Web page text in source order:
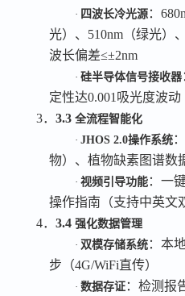
· 四波长冷光源 ：
光）、510nm（绿光）
波长偏差≤±2nm
·硅半导体信号接收器
定性达0.001吸光度波动
3．3.3全流程智能化
·JHOS 2.0操作系统
物）、植物缺素图谱数
·视频引导功能 ：一
操作指南（支持中英文
4．3.4强化数据管理
· 双模存储系统 ：本
步（4G/WiFi直传）
·数据存证 ：检测报